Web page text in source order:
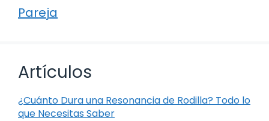
Pareja
Artículos
¿Cuánto Dura una Resonancia de Rodilla? Todo lo
que Necesitas Saber